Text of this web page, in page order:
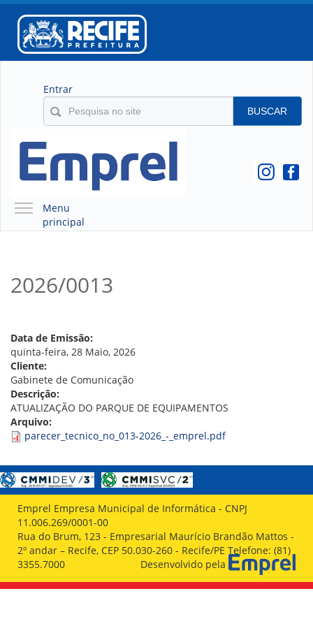
Entrar
BUSCAR
Menu
principal
O QUE É A EMPREL
CONSELHOS
LOCALIZAÇÃO
GESTORES
GOVERNANÇA
NOTÍCIAS
COMPRAS
COMISSÕES
LICITAÇÕES
REGULAMENTO INTERNO DE LICITAÇÕES E
CONTRATO
GESTÃO DE PESSOAS
COLABORADORES
2026/0013
Data de Emissão:
quinta-feira, 28 Maio, 2026
Cliente:
Gabinete de Comunicação
Descrição:
ATUALIZAÇÃO DO PARQUE DE EQUIPAMENTOS
Arquivo:
parecer_tecnico_no_013-2026_-_emprel.pdf
Emprel Empresa Municipal de Informática - CNPJ
11.006.269/0001-00
Rua do Brum, 123 - Empresarial Maurício Brandão Mattos -
2º andar – Recife, CEP 50.030-260 - Recife/PE Telefone: (81)
3355.7000
Desenvolvido pela